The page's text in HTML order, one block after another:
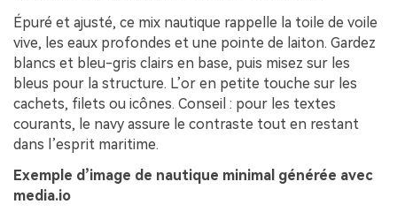
Épuré et ajusté, ce mix nautique rappelle la toile de voile
vive, les eaux profondes et une pointe de laiton. Gardez
blancs et bleu-gris clairs en base, puis misez sur les
bleus pour la structure. L’or en petite touche sur les
cachets, filets ou icônes. Conseil : pour les textes
courants, le navy assure le contraste tout en restant
dans l’esprit maritime.
Exemple d’image de nautique minimal générée avec
media.io